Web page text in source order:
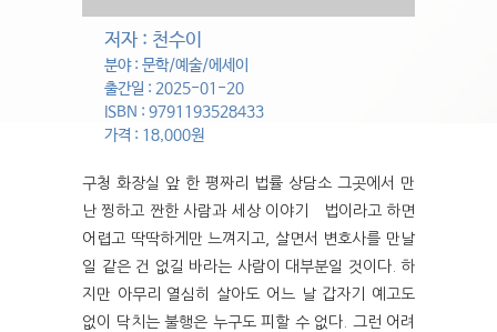
저자 : 천수이
분야 : 문학/예술/에세이
출간일 : 2025-01-20
ISBN : 9791193528433
가격 : 18,000원
구청 화장실 앞 한 평짜리 법률 상담소 그곳에서 만
난 찡하고 짠한 사람과 세상 이야기 법이라고 하면
어렵고 딱딱하게만 느껴지고, 살면서 변호사를 만날
일 같은 건 없길 바라는 사람이 대부분일 것이다. 하
지만 아무리 열심히 살아도 어느 날 갑자기 예고도
없이 닥치는 불행은 누구도 피할 수 없다. 그런 어려